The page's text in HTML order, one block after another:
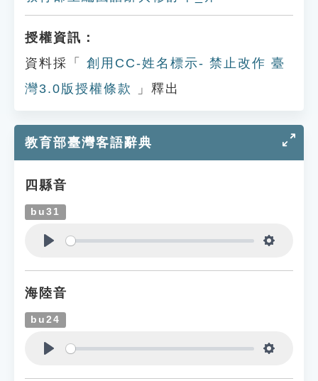
授權資訊：
資料採「
創用CC-姓名標示- 禁止改作 臺
灣3.0版授權條款
」釋出
教育部臺灣客語辭典
四縣音
bu31
海陸音
bu24